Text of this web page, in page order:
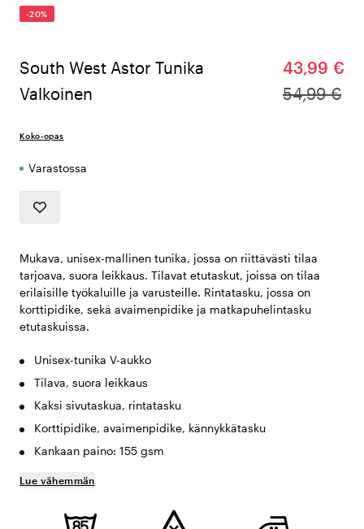
-20%
South West Astor Tunika
Valkoinen
43,99 €
54,99 €
Koko-opas
Varastossa
Mukava, unisex-mallinen tunika, jossa on riittävästi tilaa
tarjoava, suora leikkaus. Tilavat etutaskut, joissa on tilaa
erilaisille työkaluille ja varusteille. Rintatasku, jossa on
korttipidike, sekä avaimenpidike ja matkapuhelintasku
etutaskuissa.
Unisex-tunika V-aukko
Tilava, suora leikkaus
Kaksi sivutaskua, rintatasku
Korttipidike, avaimenpidike, kännykkätasku
Kankaan paino: 155 gsm
Lue vähemmän